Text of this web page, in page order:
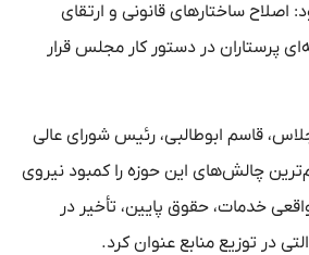
اصلاح ساختارهای قانونی و ارتقای
پرستاران در دستور کار مجلس قرار
قاسم ابوطالبی، رئیس شورای عالی
چالش‌های این حوزه را کمبود نیروی
خدمات، حقوق پایین، تأخیر در
در توزیع منابع عنوان کرد.